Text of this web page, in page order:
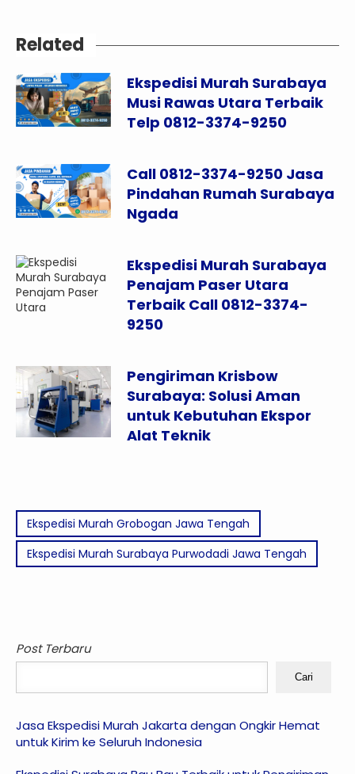
Related
Ekspedisi Murah Surabaya
Musi Rawas Utara Terbaik
Telp 0812-3374-9250
Call 0812-3374-9250 Jasa
Pindahan Rumah Surabaya
Ngada
Ekspedisi Murah Surabaya
Penajam Paser Utara
Terbaik Call 0812-3374-
9250
Pengiriman Krisbow
Surabaya: Solusi Aman
untuk Kebutuhan Ekspor
Alat Teknik
Ekspedisi Murah Grobogan Jawa Tengah
Ekspedisi Murah Surabaya Purwodadi Jawa Tengah
Post Terbaru
Cari
Jasa Ekspedisi Murah Jakarta dengan Ongkir Hemat
untuk Kirim ke Seluruh Indonesia